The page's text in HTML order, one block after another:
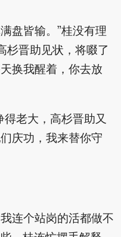
盘皆输。”桂没有理
杉晋助见状，将啜了
换我醒着，你去放
得老大，高杉晋助又
庆功，我来替你守
连个站岗的活都做不